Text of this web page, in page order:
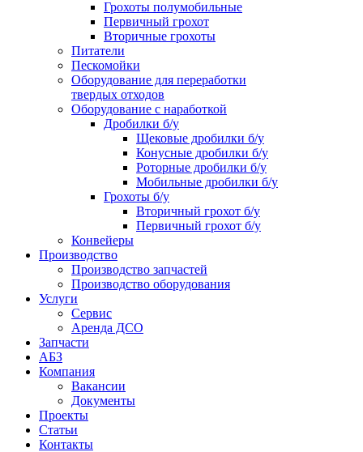
Грохоты полумобильные
Первичный грохот
Вторичные грохоты
Питатели
Пескомойки
Оборудование для переработки
твердых отходов
Оборудование с наработкой
Дробилки б/у
Щековые дробилки б/у
Конусные дробилки б/у
Роторные дробилки б/у
Мобильные дробилки б/у
Грохоты б/у
Вторичный грохот б/у
Первичный грохот б/у
Конвейеры
Производство
Производство запчастей
Производство оборудования
Услуги
Сервис
Аренда ДСО
Запчасти
АБЗ
Компания
Вакансии
Документы
Проекты
Статьи
Контакты